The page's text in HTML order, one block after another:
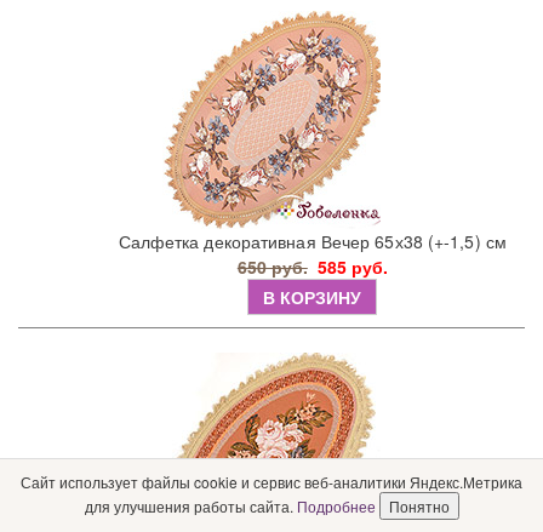
Салфетка декоративная Вечер 65х38 (+-1,5) см
650 руб. 585 руб.
В КОРЗИНУ
Сайт использует файлы cookie и сервис веб-аналитики Яндекс.Метрика
для улучшения работы сайта. Подробнее Понятно